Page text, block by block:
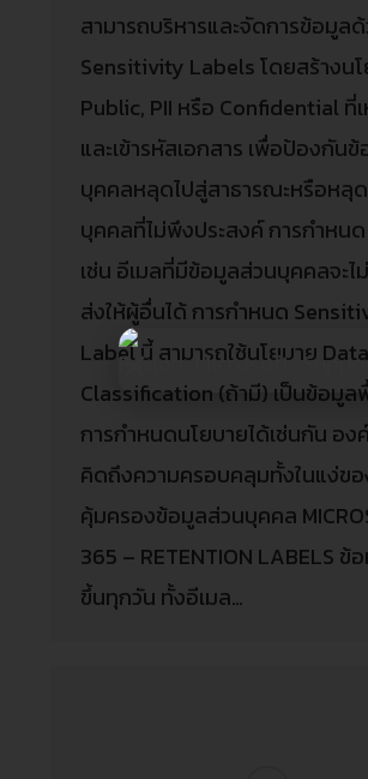
สามารถบริหารและจัดการข้อมูล
Sensitivity Labels โดยสร้างนโ
Public, PII หรือ Confidential ที่
และเข้ารหัสเอกสาร เพื่อป้องกัน
บุคคลหลุดไปสู่สาธารณะหรือหลุ
บุคคลที่ไม่พึงประสงค์ การกำหน
เช่น อีเมลที่มีข้อมูลส่วนบุคคลจะไ
ส่งให้ผู้อื่นได้ การกำหนด
Label นี้ สามารถใช้นโยบาย Data
Classification (ถ้ามี) เป็นข้อมูล
การกำหนดนโยบายได้เช่นกัน อง
คิดถึงความครอบคลุมทั้งในแง่ขอ
คุ้มครองข้อมูลส่วนบุคคล
365 – RETENTION LABELS ข้
ขึ้นทุกวัน ทั้งอีเมล…